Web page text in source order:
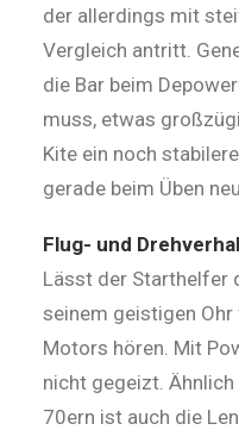
der allerdings mit
Vergleich antritt.
die Bar beim
muss, etwas
Kite ein noch
gerade beim Üben
Flug- und
Lässt der Starthelfer
seinem geistigen
Motors hören. Mit
nicht gegeizt.
70ern ist auch die